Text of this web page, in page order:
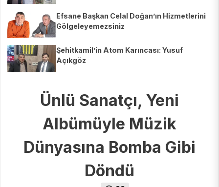
Efsane Başkan Celal Doğan’ın Hizmetlerini
Gölgeleyemezsiniz
Şehitkamil’in Atom Karıncası: Yusuf
Açıkgöz
Ünlü Sanatçı, Yeni
Albümüyle Müzik
Dünyasına Bomba Gibi
Döndü